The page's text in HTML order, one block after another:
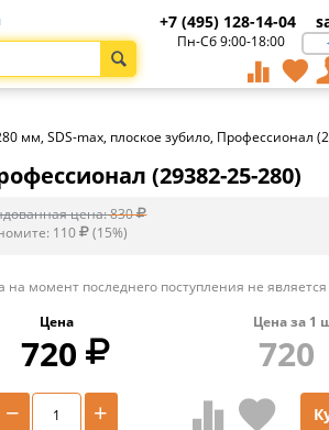
+7 (495) 128-14-04
Пн-Сб 9:00-18:00
мм, SDS-max, плоское зубило, Профессионал
(29382-25-280)
цена:830
110 (15%)
на момент последнего поступления не
Цена
720
Цена за 1
720
+
−